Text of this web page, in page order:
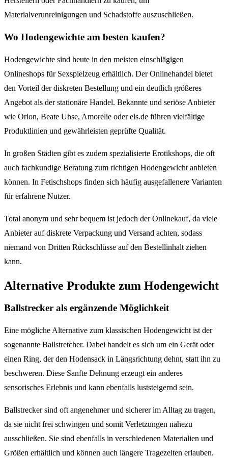
Materialverunreinigungen und Schadstoffe auszuschließen.
Wo Hodengewichte am besten kaufen?
Hodengewichte sind heute in den meisten einschlägigen
Onlineshops für Sexspielzeug erhältlich. Der Onlinehandel bietet
den Vorteil der diskreten Bestellung und ein deutlich größeres
Angebot als der stationäre Handel. Bekannte und seriöse Anbieter
wie Orion, Beate Uhse, Amorelie oder eis.de führen vielfältige
Produktlinien und gewährleisten geprüfte Qualität.
In großen Städten gibt es zudem spezialisierte Erotikshops, die oft
auch fachkundige Beratung zum richtigen Hodengewicht anbieten
können. In Fetischshops finden sich häufig ausgefallenere Varianten
für erfahrene Nutzer.
Total anonym und sehr bequem ist jedoch der Onlinekauf, da viele
Anbieter auf diskrete Verpackung und Versand achten, sodass
niemand von Dritten Rückschlüsse auf den Bestellinhalt ziehen
kann.
Alternative Produkte zum Hodengewicht
Ballstrecker als ergänzende Möglichkeit
Eine mögliche Alternative zum klassischen Hodengewicht ist der
sogenannte Ballstretcher. Dabei handelt es sich um ein Gerät oder
einen Ring, der den Hodensack in Längsrichtung dehnt, statt ihn zu
beschweren. Diese Sanfte Dehnung erzeugt ein anderes
sensorisches Erlebnis und kann ebenfalls luststeigernd sein.
Ballstrecker sind oft angenehmer und sicherer im Alltag zu tragen,
da sie nicht frei schwingen und somit Verletzungen nahezu
ausschließen. Sie sind ebenfalls in verschiedenen Materialien und
Größen erhältlich und können auch längere Tragezeiten erlauben.